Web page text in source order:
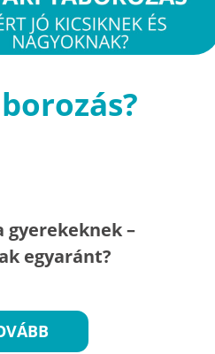
gyerekeknek –
egyaránt?